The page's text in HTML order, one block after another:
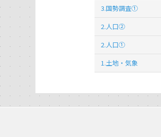
3.国勢調査①
2.人口②
2.人口①
1.土地・気象